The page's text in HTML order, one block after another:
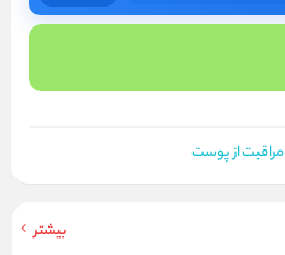
مراقبت از پوست
بیشتر